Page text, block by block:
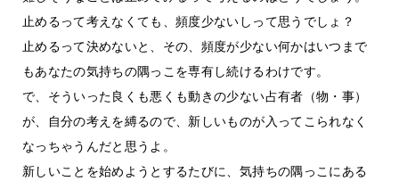
止めるって考えなくても、頻度少ないしって思うでしょ？
止めるって決めないと、その、頻度が少ない何かはいつまで
もあなたの気持ちの隅っこを専有し続けるわけです。
で、そういった良くも悪くも動きの少ない占有者（物・事）
が、自分の考えを縛るので、新しいものが入ってこられなく
なっちゃうんだと思うよ。
新しいことを始めようとするたびに、気持ちの隅っこにある